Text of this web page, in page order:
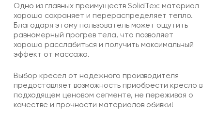
Одно из главных преимуществ SolidTex: материал
хорошо сохраняет и перераспределяет тепло.
Благодаря этому пользователь может ощутить
равномерный прогрев тела, что позволяет
хорошо расслабиться и получить максимальный
эффект от массажа.
Выбор кресел от надежного производителя
предоставляет возможность приобрести кресло в
подходящем ценовом сегменте, не переживая о
качестве и прочности материалов обивки!